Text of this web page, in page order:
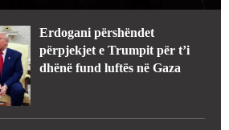
Erdogani përshëndet
përpjekjet e Trumpit për t’i
dhënë fund luftës në Gaza